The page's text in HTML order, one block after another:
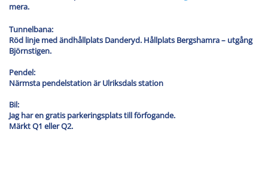
mera.
Tunnelbana:
Röd linje med ändhållplats Danderyd. Hållplats Bergshamra – utgång
Björnstigen.
Pendel:
Närmsta pendelstation är Ulriksdals station
Bil:
Jag har en gratis parkeringsplats till förfogande.
Märkt Q1 eller Q2.